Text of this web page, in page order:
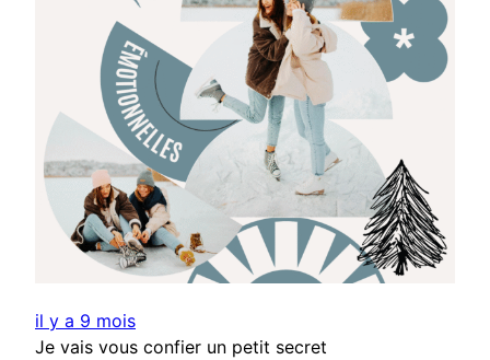
il y a 9 mois
Je vais vous confier un petit secret